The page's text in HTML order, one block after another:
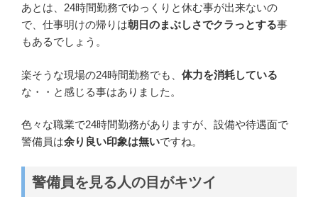
あとは、24時間勤務でゆっくりと休む事が出来ないの
で、仕事明けの帰りは朝日のまぶしさでクラっとする事
もあるでしょう。
楽そうな現場の24時間勤務でも、 体力を消耗している
な・・と感じる事はありました。
色々な職業で24時間勤務がありますが、設備や待遇面で
警備員は余り良い印象は無いですね。
警備員を見る人の目がキツイ